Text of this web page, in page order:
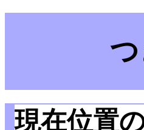
現在位置